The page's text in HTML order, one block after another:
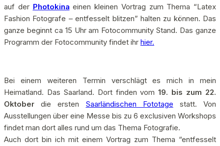
auf der Photokina einen kleinen Vortrag zum Thema “Latex
Fashion Fotografe – entfesselt blitzen” halten zu können. Das
ganze beginnt ca 15 Uhr am Fotocommunity Stand. Das ganze
Programm der Fotocommunity findet ihr hier.
Bei einem weiteren Termin verschlägt es mich in mein
Heimatland. Das Saarland. Dort finden vom19. bis zum 22.
Oktober die ersten Saarländischen Fototage statt. Von
Ausstellungen über eine Messe bis zu 6 exclusiven Workshops
findet man dort alles rund um das Thema Fotografie.
Auch dort bin ich mit einem Vortrag zum Thema “entfesselt